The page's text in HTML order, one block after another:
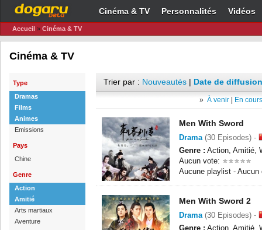
Cinéma & TV Personnalités Vidéos
Accueil » Cinéma & TV
Cinéma & TV
Type
Dramas
Films
Animes
Emissions
Pays
Chine
Genre
Action
Amitié
Arts martiaux
Aventure
Trier par : Nouveautés | Date de
» À venir En
Men With Sword
Drama(30 Episodes) -
Genre : Action, Amitié,
Aucun vote:
Aucune playlist - Aucun
Men With Sword 2
Drama(30 Episodes) -
Genre : Action, Amitié,